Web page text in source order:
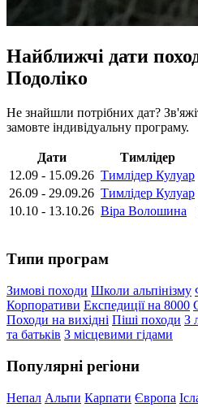
Найближчі дати
Подоліко
Не знайшли потрібних дат?
замовте індивідуальну програму.
Дати Тимлідер
12.09 - 15.09.26 Тимлідер Кулуар
26.09 - 29.09.26 Тимлідер Кулуар
10.10 - 13.10.26 Віра Волошина
Типи програм
Зимові походи Школи альпінізму
Корпоративи Експедиції на 8000
Походи на вихідні Піші походи З
та батьків З місцевими гідами
Популярні регіони
Непал Альпи Карпати Європа